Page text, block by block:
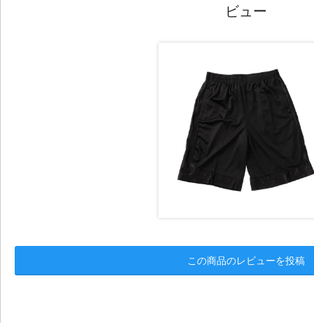
ビュー
この商品のレビューを投稿